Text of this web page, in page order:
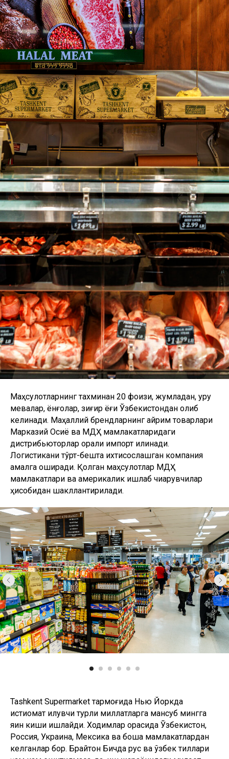
Маҳсулотларнинг тахминан 20 фоизи, жумладан, қуруқ
мевалар, ёнғоқлар, зиғир ёғи Ўзбекистондан олиб
келинади. Маҳаллий брендларнинг айрим товарлари
Марказий Осиё ва МДҲ мамлакатларидаги
дистрибьюторлар орқали импорт қилинади.
Логистикани тўрт-бешта ихтисослашган компания
амалга оширади. Қолган маҳсулотлар МДҲ
мамлакатлари ва америкалик ишлаб чиқарувчилар
ҳисобидан шакллантирилади.
Tashkent Supermarket тармоғида Нью Йоркда
истиқомат қилувчи турли миллатларга мансуб мингга
яқин киши ишлайди. Ходимлар орасида Ўзбекистон,
Россия, Украина, Мексика ва бошқа мамлакатлардан
келганлар бор. Брайтон Бичда рус ва ўзбек тиллари